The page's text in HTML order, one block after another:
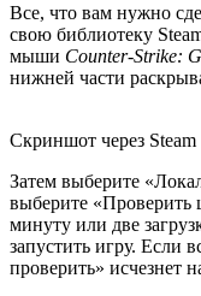
Все, что вам нужно
свою библиотеку
мыши Counter-Strike:
нижней части
Скриншот через Steam
Затем выберите
выберите «Проверить
минуту или две
запустить игру. Если
проверить» исчезнет